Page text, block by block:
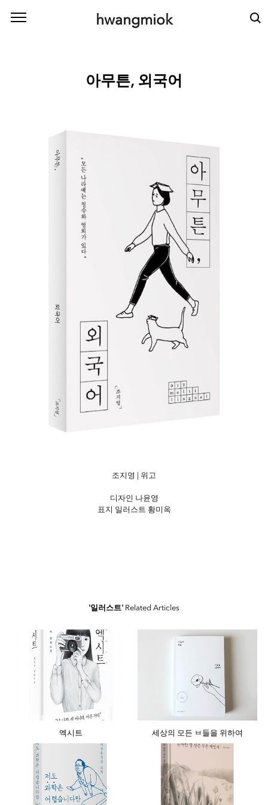
hwangmiok
아무튼, 외국어
조지영 | 위고
디자인 나윤영
표지 일러스트 황미옥
'일러스트' Related Articles
엑시트 세상의 모든 ㅂ들을 위하여